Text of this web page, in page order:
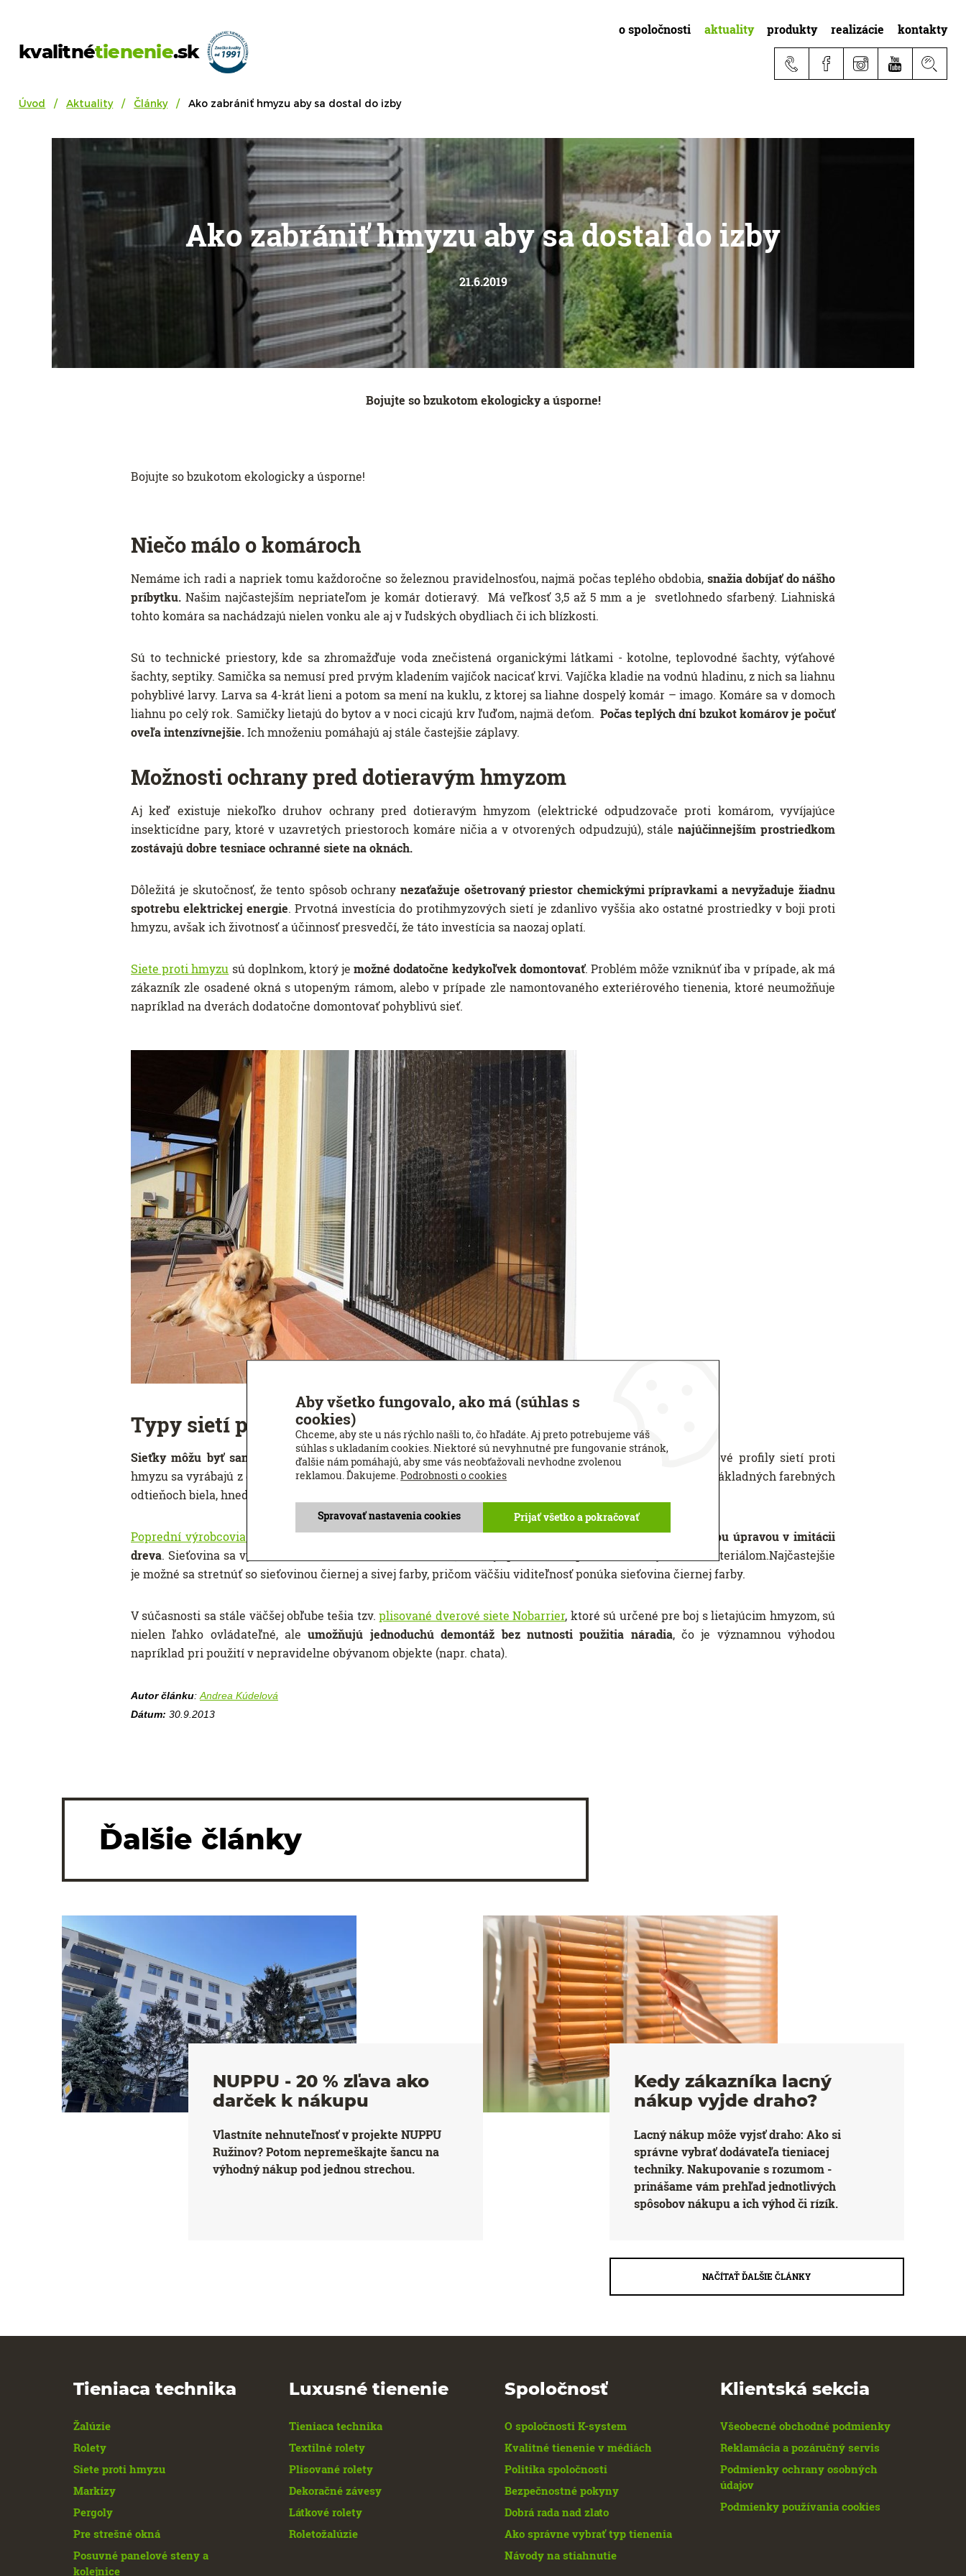
kvalitnétienenie.sk
o spoločnosti aktuality produkty realizácie kontakty
Úvod Aktuality Články Ako zabrániť hmyzu aby sa dostal do izby
Ako zabrániť hmyzu aby sa dostal do izby
21.6.2019
Bojujte so bzukotom ekologicky a úsporne!
Bojujte so bzukotom ekologicky a úsporne!
Niečo málo o komároch
Nemáme ich radi a napriek tomu každoročne so železnou pravidelnosťou, najmä počas teplého obdobia, snažia dobíjať do nášho
príbytku. Našim najčastejším nepriateľom je komár dotieravý. Má veľkosť 3,5 až 5 mm a je svetlohnedo sfarbený. Liahniská
tohto komára sa nachádzajú nielen vonku ale aj v ľudských obydliach či ich blízkosti.
Sú to technické priestory, kde sa zhromažďuje voda znečistená organickými látkami - kotolne, teplovodné šachty, výťahové
šachty, septiky. Samička sa nemusí pred prvým kladením vajíčok nacicať krvi. Vajíčka kladie na vodnú hladinu, z nich sa liahnu
pohyblivé larvy. Larva sa 4-krát lieni a potom sa mení na kuklu, z ktorej sa liahne dospelý komár – imago. Komáre sa v domoch
liahnu po celý rok. Samičky lietajú do bytov a v noci cicajú krv ľuďom, najmä deťom.Počas teplých dní bzukot komárov je počuť
oveľa intenzívnejšie. Ich množeniu pomáhajú aj stále častejšie záplavy.
Možnosti ochrany pred dotieravým hmyzom
Aj keď existuje niekoľko druhov ochrany pred dotieravým hmyzom (elektrické odpudzovače proti komárom, vyvíjajúce
insekticídne pary, ktoré v uzavretých priestoroch komáre ničia a v otvorených odpudzujú), stálenajúčinnejším prostriedkom
zostávajú dobre tesniace ochranné siete na oknách.
Dôležitá je skutočnosť, že tento spôsob ochrany nezaťažuje ošetrovaný priestor chemickými prípravkami a nevyžaduje žiadnu
spotrebu elektrickej energie. Prvotná investícia do protihmyzových sietí je zdanlivo vyššia ako ostatné prostriedky v boji proti
hmyzu, avšak ich životnosť a účinnosť presvedčí, že táto investícia sa naozaj oplatí.
Siete proti hmyzu sú doplnkom, ktorý jemožné dodatočne kedykoľvek domontovať. Problém môže vzniknúť iba v prípade, ak má
zákazník zle osadené okná s utopeným rámom, alebo v prípade zle namontovaného exteriérového tienenia, ktoré neumožňuje
napríklad na dverách dodatočne domontovať pohyblivú sieť.
Typy sietí proti hmyzu
Sieťky môžu byť samonavíjacieokennéalebodverové, pántové, pevné, posuvné alebo plisované.
Rámové profily sietí proti
hmyzu sa vyrábajú z dôvodu tvarovej stálosti a pevnosti bočných spojov najmä z extrudovaného hliníka v základných farebných
odtieňoch biela, hnedá, strieborná, bronz.
Poprední výrobcovia sietí proti hmyzuvšakponúkajú doplnky ku oknám vo farbe RAL alebo s renolitovou úpravou v imitácii
dreva. Sieťovina sa vyrába z PVC alebo zo skleného vlákna, ktoré je povrchovo upravené odolným PVC materiálom.Najčastejšie
je možné sa stretnúť so sieťovinou čiernej a sivej farby, pričom väčšiu viditeľnosť ponúka sieťovina čiernej farby.
V súčasnosti sa stále väčšej obľube tešia tzv.plisované dverové siete Nobarrier, ktoré sú určené pre boj s lietajúcim hmyzom, sú
nielen ľahko ovládateľné, aleumožňujú jednoduchú demontáž bez nutnosti použitia náradia, čo je významnou výhodou
napríklad pri použití v nepravidelne obývanom objekte (napr. chata).
Autor článku:Andrea Kúdelová
Dátum: 30.9.2013
Ďalšie články
NUPPU - 20 % zľava ako
darček k nákupu
Vlastníte nehnuteľnosť v projekte NUPPU
Ružinov? Potom nepremeškajte šancu na
výhodný nákup pod jednou strechou.
Kedy zákazníka lacný
nákup vyjde draho?
Lacný nákup môže vyjsť draho: Ako si
správne vybrať dodávateľa tieniacej
techniky. Nakupovanie s rozumom -
prinášame vám prehľad jednotlivých
spôsobov nákupu a ich výhod či rízík.
NAČÍTAŤ ĎALŠIE ČLÁNKY
Tieniaca technika
Žalúzie
Rolety
Siete proti hmyzu
Markízy
Pergoly
Pre strešné okná
Posuvné panelové steny a
kolejnice
Luxusné tienenie
Tieniaca technika
Textilné rolety
Plisované rolety
Dekoračné závesy
Látkové rolety
Roletožalúzie
Spoločnosť
O spoločnosti K-system
Kvalitné tienenie v médiách
Politika spoločnosti
Bezpečnostné pokyny
Dobrá rada nad zlato
Ako správne vybrať typ tienenia
Návody na stiahnutie
Klientská sekcia
Všeobecné obchodné podmienky
Reklamácia a pozáručný servis
Podmienky ochrany osobných
údajov
Podmienky používania cookies
Aby všetko fungovalo, ako má (súhlas s
cookies)
Chceme, aby ste u nás rýchlo našli to, čo hľadáte. Aj preto potrebujeme váš
súhlas s ukladaním cookies. Niektoré sú nevyhnutné pre fungovanie stránok,
ďalšie nám pomáhajú, aby sme vás neobťažovali nevhodne zvolenou
reklamou. Ďakujeme.Podrobnosti o cookies
Spravovať nastavenia cookies Prijať všetko a pokračovať